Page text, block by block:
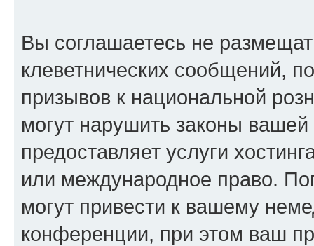
Вы соглашаетесь не
клеветнических сообщений,
призывов к национальной
могут нарушить законы
предоставляет услуги
или международное право.
могут привести к вашему
конференции, при этом ваш